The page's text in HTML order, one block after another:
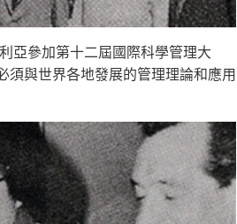
亞參加第十二屆國際科學管理大
須與世界各地發展的管理理論和應用